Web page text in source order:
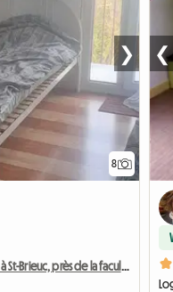
8
❯
Chambre n° 3 en colocation à St-Brieuc, près de la faculté et de l'IUT, 260 $
❮